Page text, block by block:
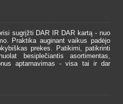
sugrįžti DAR IR DAR kartą - nuo
Praktika auginant vaikus padėjo
prekes. Patikimi, patikrinti
besiplečiantis asortimentas,
aptarnavimas - visa tai ir dar